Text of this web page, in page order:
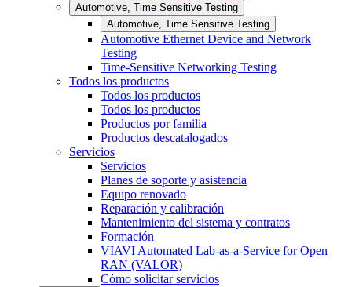
Automotive, Time Sensitive Testing
Automotive, Time Sensitive Testing
Automotive Ethernet Device and Network
Testing
Time-Sensitive Networking Testing
Todos los productos
Todos los productos
Todos los productos
Productos por familia
Productos descatalogados
Servicios
Servicios
Planes de soporte y asistencia
Equipo renovado
Reparación y calibración
Mantenimiento del sistema y contratos
Formación
VIAVI Automated Lab-as-a-Service for Open
RAN (VALOR)
Cómo solicitar servicios